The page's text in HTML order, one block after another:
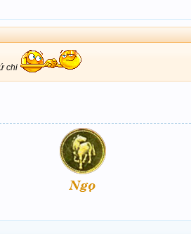
chi